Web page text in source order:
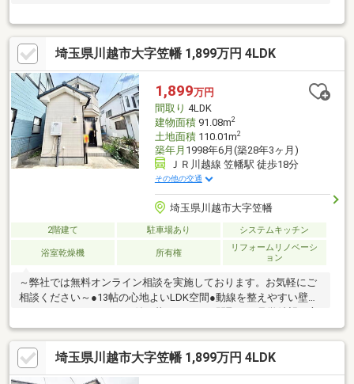
埼玉県川越市大字笠幡 1,899万円 4LDK
1,899万円
間取り 4LDK
建物面積91.08m2
土地面積110.01m2
築年月 1998年6月(築28年3ヶ月)
ＪＲ川越線 笠幡駅 徒歩18分
その他の交通
埼玉県川越市大字笠幡
2階建て 駐車場あり システムキッチン
浴室乾燥機 所有権
リフォームリノベーシ
ョン
～弊社では無料オンライン相談を実施しております。お気軽にご
相談ください～●13帖の心地よいLDK空間●動線を整えやすい壁付
は赤色『見学予約』から。資料請求はオレンジ色『資料請求』を
クリック。直接のお問い合わせは03-6905-9710まで。（スマート
フォンの方は右下青色の電話ボタンをクリック）■オンライン相
談のご案内（※見学予約より受付）ランチや仕事後の15分で完
埼玉県川越市大字笠幡 1,899万円 4LDK